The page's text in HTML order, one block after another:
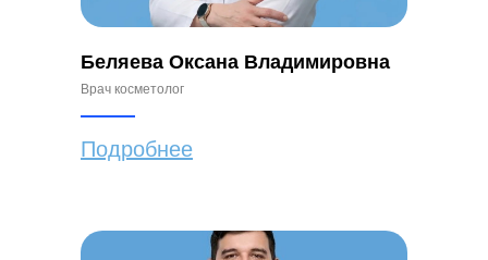
Беляева Оксана Владимировна
Врач косметолог
Подробнее